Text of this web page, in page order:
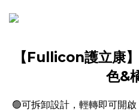
【Fullicon護立康
色&
🟢可拆卸設計，輕轉即可開